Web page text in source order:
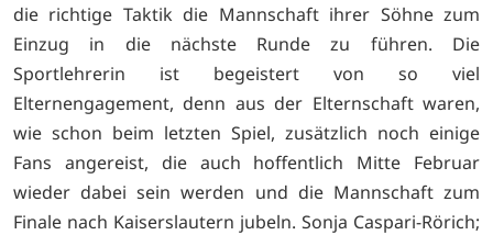
die richtige Taktik die Mannschaft ihrer Söhne zum
Einzug in die nächste Runde zu führen. Die
Sportlehrerin ist begeistert von so viel
Elternengagement, denn aus der Elternschaft waren,
wie schon beim letzten Spiel, zusätzlich noch einige
Fans angereist, die auch hoffentlich Mitte Februar
wieder dabei sein werden und die Mannschaft zum
Finale nach Kaiserslautern jubeln. Sonja Caspari-Rörich;